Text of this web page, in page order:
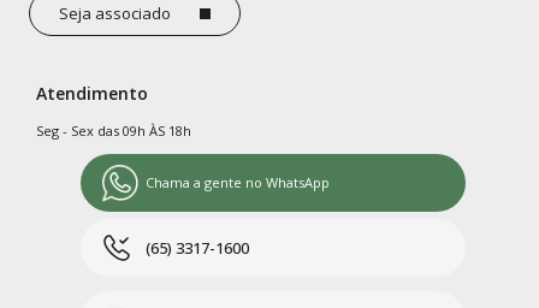
Seja associado
Atendimento
Seg - Sex das 09h ÀS 18h
Chama a gente no WhatsApp
(65) 3317-1600